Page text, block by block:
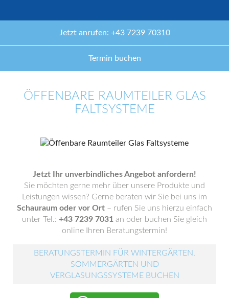
Jetzt anrufen: +43 7239 70310
Termin buchen
ÖFFENBARE RAUMTEILER GLAS
FALTSYSTEME
Jetzt Ihr unverbindliches Angebot anfordern!
Sie möchten gerne mehr über unsere Produkte und
Leistungen wissen? Gerne beraten wir Sie bei uns im
Schauraum oder vor Ort – rufen Sie uns hierzu einfach
unter Tel.: +43 7239 7031 an oder buchen Sie gleich
online Ihren Beratungstermin!
BERATUNGSTERMIN FÜR WINTERGÄRTEN,
SOMMERGÄRTEN UND
VERGLASUNGSSYSTEME BUCHEN